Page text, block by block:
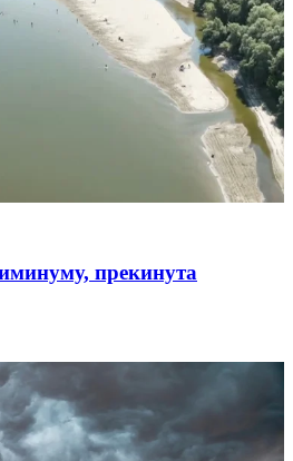
прекинута